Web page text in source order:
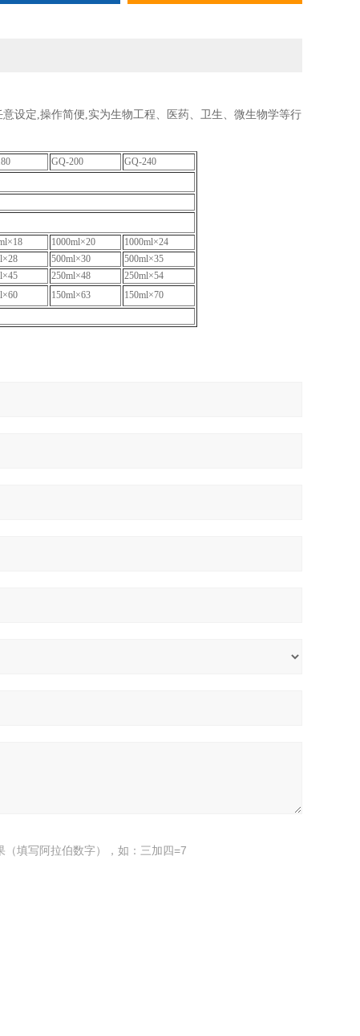
设定,操作简便,实为生物工程、医药、卫生、微生物学等行
GQ-200
GQ-240
18 1000ml×20 1000ml×24
28 500ml×30 500ml×35
45 250ml×48
250ml×54
60 150ml×63
150ml×70
（填写阿拉伯数字），如：三加四=7